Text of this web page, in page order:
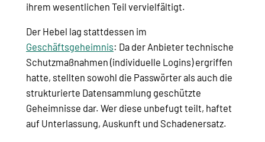
ihrem wesentlichen Teil vervielfältigt.
Der Hebel lag stattdessen im
Geschäftsgeheimnis: Da der Anbieter technische
Schutzmaßnahmen (individuelle Logins) ergriffen
hatte, stellten sowohl die Passwörter als auch die
strukturierte Datensammlung geschützte
Geheimnisse dar. Wer diese unbefugt teilt, haftet
auf Unterlassung, Auskunft und Schadenersatz.